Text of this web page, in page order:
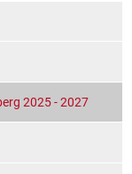
2025 - 2027